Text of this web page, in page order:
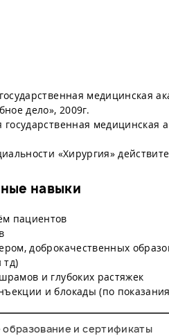
медицинская
дело», 2009г.
медицинская
«Хирургия»
навыки
пациентов
доброкачественных
тд)
и глубоких растяжек
и блокады (по
и сертификаты